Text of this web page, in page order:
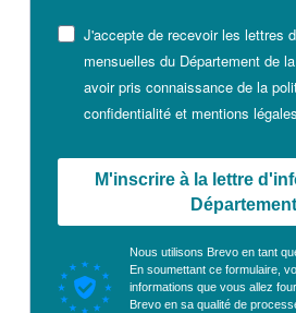
J'accepte de recevoir les lettres
mensuelles du Département de
avoir pris connaissance de la
confidentialité et mentions
M'inscrire à la lettre
Département
Nous utilisons Brevo en tant
En soumettant ce formulaire,
informations que vous allez
Brevo en sa qualité de